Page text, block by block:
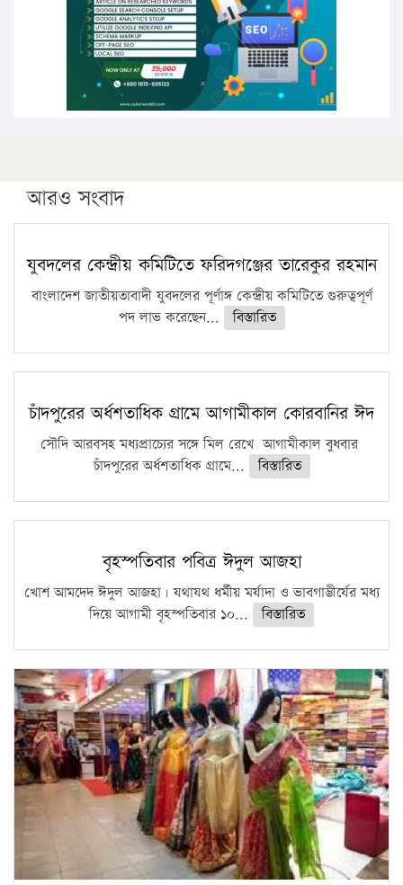
কঠোর হচ্ছে এসএসসি ও এইচএসসি পরীক্ষা
ফরিদগঞ্জে আগুনে পুড়লো ৬ ব্যবসা প্রতিষ্ঠান
আরও সংবাদ
যুবদলের কেন্দ্রীয় কমিটিতে ফরিদগঞ্জের তারেকুর রহমান
বাংলাদেশ জাতীয়তাবাদী যুবদলের পূর্ণাঙ্গ কেন্দ্রীয় কমিটিতে গুরুত্বপূর্ণ
পদ লাভ করেছেন...
বিস্তারিত
চাঁদপুরের অর্ধশতাধিক গ্রামে আগামীকাল কোরবানির ঈদ
সৌদি আরবসহ মধ্যপ্রাচ্যের সঙ্গে মিল রেখে আগামীকাল বুধবার
চাঁদপুরের অর্ধশতাধিক গ্রামে...
বিস্তারিত
বৃহস্পতিবার পবিত্র ঈদুল আজহা
খোশ আমদেদ ঈদুল আজহা। যথাযথ ধর্মীয় মর্যাদা ও ভাবগাম্ভীর্যের মধ্য
দিয়ে আগামী বৃহস্পতিবার ১০...
বিস্তারিত